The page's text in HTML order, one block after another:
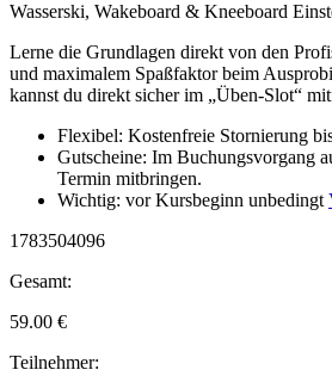
Wasserski, Wakeboard & Kneeboard
Lerne die Grundlagen direkt von den
und maximalem Spaßfaktor beim
kannst du direkt sicher im „Üben-Slot“
Flexibel: Kostenfreie Stornierung
Gutscheine: Im Buchungsvorgang
Termin mitbringen.
Wichtig: vor Kursbeginn unbedingt
1783504096
Gesamt:
59.00 €
Teilnehmer: